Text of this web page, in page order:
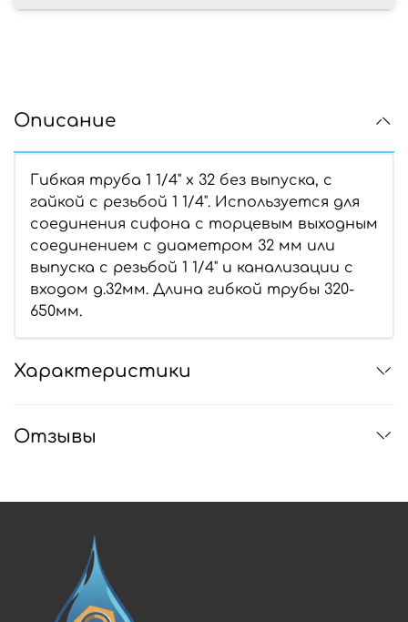
Описание
Гибкая труба 1 1/4" х 32 без выпуска, с
гайкой с резьбой 1 1/4". Используется для
соединения сифона с торцевым выходным
соединением с диаметром 32 мм или
выпуска с резьбой 1 1/4" и канализации с
входом д.32мм. Длина гибкой трубы 320-
650мм.
Характеристики
Отзывы